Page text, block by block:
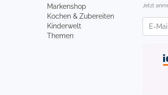
Markenshop
Kochen & Zubereiten
Kinderwelt
Themen
Jetzt